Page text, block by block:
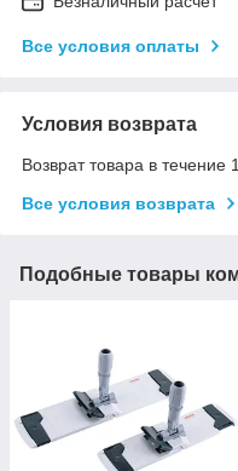
Все условия оплаты
Условия возврата
Возврат товара в течение
Все условия возврата
Подобные товары